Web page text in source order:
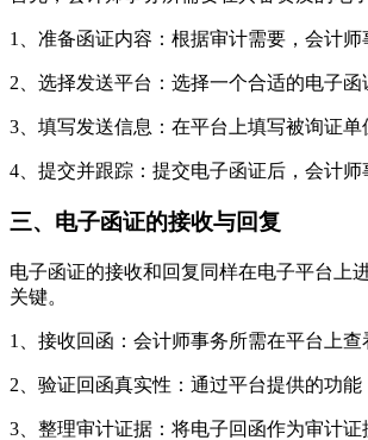
1、准备函证内容：根据审计需要，会计
2、选择发送平台：选择一个合适的电子
3、填写发送信息：在平台上填写被询证
4、提交并跟踪：提交电子函证后，会计
三、电子函证的接收与回复
电子函证的接收和回复同样在电子平台上
关键。
1、接收回函：会计师事务所需在平台上
2、验证回函真实性：通过平台提供的功
3、整理审计证据：将电子回函作为审计